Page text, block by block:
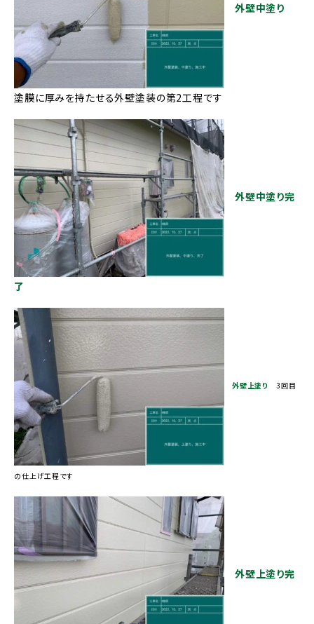
外壁中塗り
塗膜に厚みを持たせる外壁塗装の第2工程です
外壁中塗り完
了
外壁上塗り 3回目
の仕上げ工程です
外壁上塗り完